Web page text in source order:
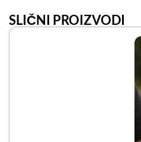
SLIČNI PROIZVODI